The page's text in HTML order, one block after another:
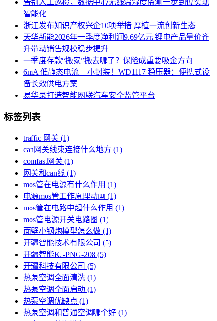
告别人工巡检，数据中心无线温湿度监测一步到位实现
智能化
浙江发布知识产权兴企10项举措 厚植一流创新生态
天华新能2026年一季度净利润9.69亿元 锂电产品量价齐
升带动销售规模稳步提升
一季度存款“搬家”搬去哪了？保险成重要吸金方向
6mA 低静态电流 + 小封装！WD1117 稳压器：便携式设
备长效供电方案
易华录打造智能网联汽车安全监管平台
标签列表
traffic 网关 (1)
can网关线束连接什么地方 (1)
comfast网关 (1)
网关和can线 (1)
mos管在电源有什么作用 (1)
电源mos管工作原理动画 (1)
mos管在电路中起什么作用 (1)
mos管电源开关电路图 (1)
面壁小钢炮模型怎么做 (1)
开疆智能技术有限公司 (5)
开疆智能KJ-PNG-208 (5)
开疆科技有限公司 (5)
热泵空调全面清洗 (1)
热泵空调全面启动 (1)
热泵空调优缺点 (1)
热泵空调和普通空调哪个好 (1)